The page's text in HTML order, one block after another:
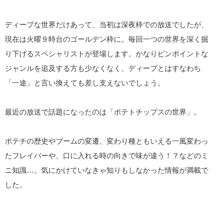
ディープな世界だけあって、当初は深夜枠での放送でしたが、
現在は火曜９時台のゴールデン枠に。毎回一つの世界を深く掘
り下げるスペシャリストが登場します。かなりピンポイントな
ジャンルを追及する方も少なくなく、ディープとはすなわち
「一途」と言い換えても差し支えないでしょう。
最近の放送で話題になったのは「ポテトチップスの世界」。
ポテチの歴史やブームの変遷、変わり種ともいえる一風変わっ
たフレイバーや、口に入れる時の向きで味が違う！？などのミ
ニ知識…。気にかけていなきゃ知りもしなかった情報が満載で
した。